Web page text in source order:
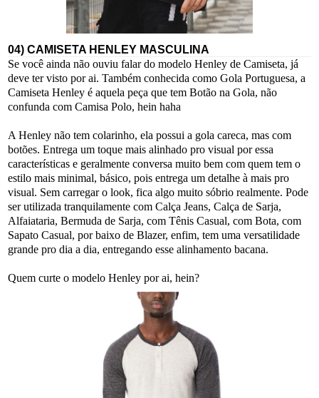
04) CAMISETA HENLEY MASCULINA
Se você ainda não ouviu falar do modelo Henley de Camiseta, já
deve ter visto por ai. Também conhecida como Gola Portuguesa, a
Camiseta Henley é aquela peça que tem Botão na Gola, não
confunda com Camisa Polo, hein haha
A Henley não tem colarinho, ela possui a gola careca, mas com
botões. Entrega um toque mais alinhado pro visual por essa
características e geralmente conversa muito bem com quem tem o
estilo mais minimal, básico, pois entrega um detalhe à mais pro
visual. Sem carregar o look, fica algo muito sóbrio realmente. Pode
ser utilizada tranquilamente com Calça Jeans, Calça de Sarja,
Alfaiataria, Bermuda de Sarja, com Tênis Casual, com Bota, com
Sapato Casual, por baixo de Blazer, enfim, tem uma versatilidade
grande pro dia a dia, entregando esse alinhamento bacana.
Quem curte o modelo Henley por ai, hein?